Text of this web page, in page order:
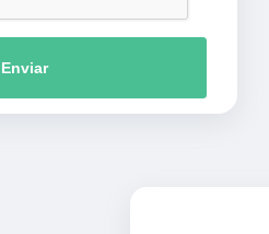
Enviar